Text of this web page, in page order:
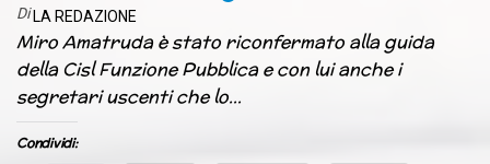
Di LA REDAZIONE
Miro Amatruda è stato riconfermato alla guida
della Cisl Funzione Pubblica e con lui anche i
segretari uscenti che lo…
Condividi: